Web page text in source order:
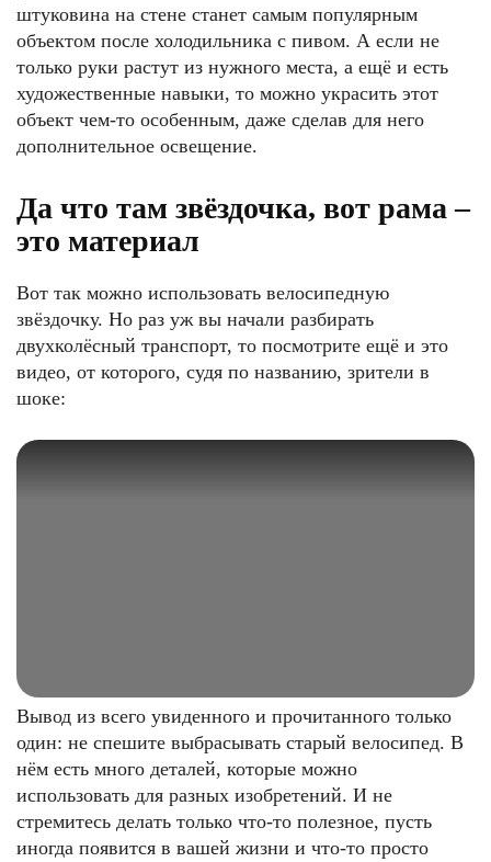
штуковина на стене станет самым популярным
объектом после холодильника с пивом. А если не
только руки растут из нужного места, а ещё и есть
художественные навыки, то можно украсить этот
объект чем-то особенным, даже сделав для него
дополнительное освещение.
Да что там звёздочка, вот рама –
это материал
Вот так можно использовать велосипедную
звёздочку. Но раз уж вы начали разбирать
двухколёсный транспорт, то посмотрите ещё и это
видео, от которого, судя по названию, зрители в
шоке:
Вывод из всего увиденного и прочитанного только
один: не спешите выбрасывать старый велосипед. В
нём есть много деталей, которые можно
использовать для разных изобретений. И не
стремитесь делать только что-то полезное, пусть
иногда появится в вашей жизни и что-то просто